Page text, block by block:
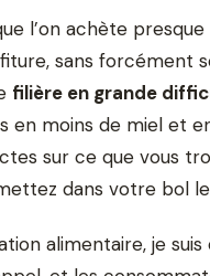
l’on achète
sans forcément
filière en grande
en moins de miel et
sur ce que vous
dans votre bol
alimentaire, je